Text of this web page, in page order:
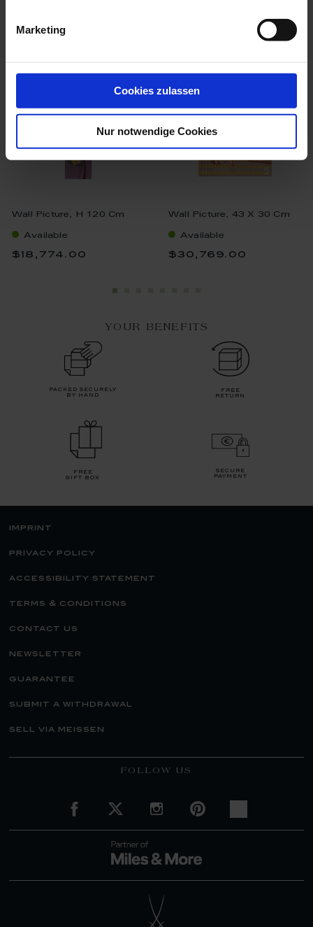
Marketing
Cookies zulassen
Nur notwendige Cookies
we think you’ll like these
Wall Picture, H 120 Cm
Available
$18,774.00
Wall Picture, 43 X 30 Cm
Available
$30,769.00
YOUR BENEFITS
packed securely
by hand
free
return
free
gift box
secure
payment
imprint
privacy policy
accessibility statement
terms & conditions
contact us
newsletter
guarantee
submit a withdrawal
sell via meissen
FOLLOW US